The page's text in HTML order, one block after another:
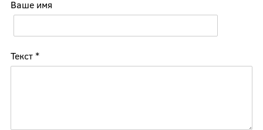
Ваше имя
Текст *